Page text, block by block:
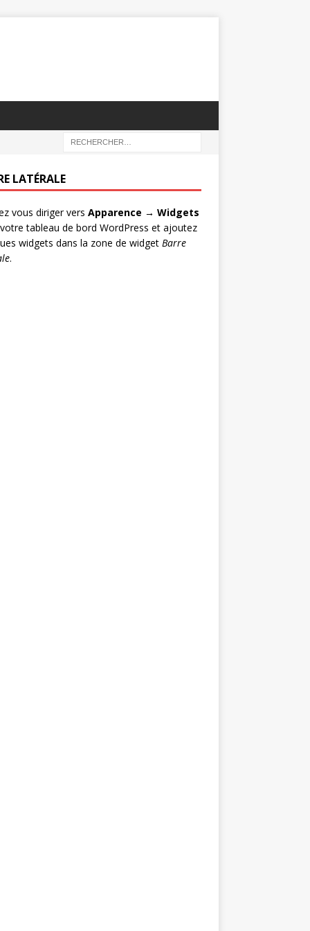
LATÉRALE
vous diriger vers Apparence → Widgets
tableau de bord WordPress et ajoutez
widgets dans la zone de widget Barre
.